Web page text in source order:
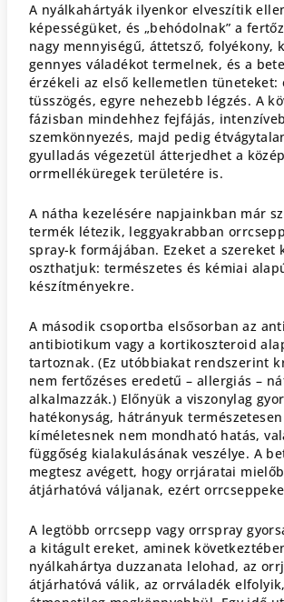
A nyálkahártyák ilyenkor elveszítik
képességüket, és „behódolnak” a
nagy mennyiségű, áttetsző, folyékony,
gennyes váladékot termelnek, és a
érzékeli az első kellemetlen
tüsszögés, egyre nehezebb légzés. A
fázisban mindehhez fejfájás,
szemkönnyezés, majd pedig
gyulladás végezetül átterjedhet a
orrmelléküregek területére is.
A nátha kezelésére napjainkban már
termék létezik, leggyakrabban
spray-k formájában. Ezeket a szereket
oszthatjuk: természetes és kémiai
készítményekre.
A második csoportba elsősorban az
antibiotikum vagy a kortikoszteroid
tartoznak. (Ez utóbbiakat rendszerint
nem fertőzéses eredetű – allergiás –
alkalmazzák.) Előnyük a viszonylag
hatékonyság, hátrányuk természetesen
kíméletesnek nem mondható hatás,
függőség kialakulásának veszélye. A
megtesz avégett, hogy orrjáratai
átjárhatóvá váljanak, ezért
A legtöbb orrcsepp vagy orrspray
a kitágult ereket, aminek
nyálkahártya duzzanata lelohad, az
átjárhatóvá válik, az orrváladék